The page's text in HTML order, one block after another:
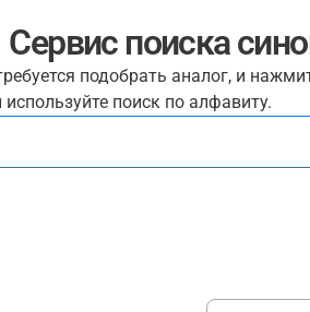
Сервис поиска
подобрать аналог, и
поиск по алфавиту.